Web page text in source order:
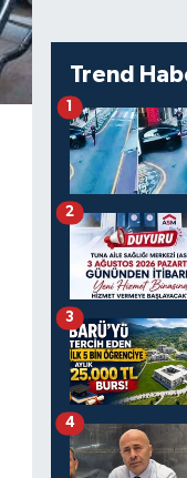
Trend
1
2
3
4